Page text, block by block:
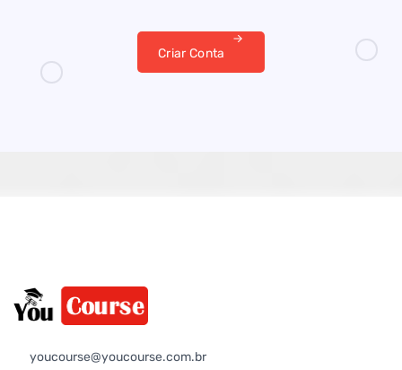
Criar Conta
youcourse@youcourse.com.br